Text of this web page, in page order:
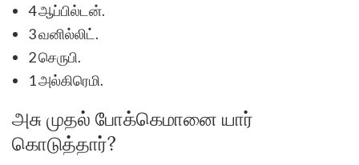
4 ஆப்பில்டன்.
3 வனில்லிட்.
2 செருபி.
1 அல்கிரெமி.
அசு முதல் போக்கெமானை யார்
கொடுத்தார்?